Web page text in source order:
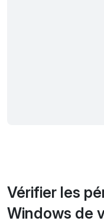
Vérifier les
Windows de